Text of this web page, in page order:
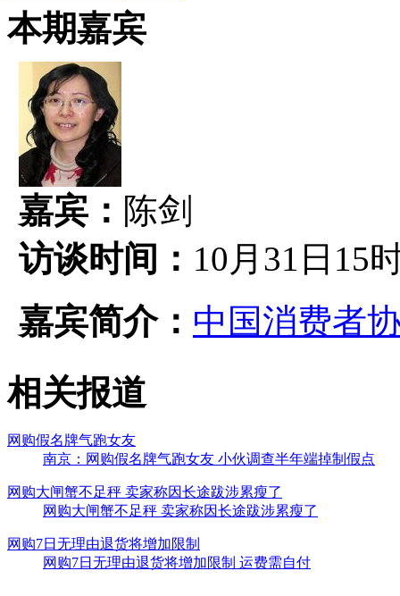
本期嘉宾
嘉宾： 陈剑
访谈时间： 10月31日15
嘉宾简介： 中国消费者
相关报道
网购假名牌气跑女友
南京：网购假名牌气跑女友 小伙调查半年端掉制假点
网购大闸蟹不足秤 卖家称因长途跋涉累瘦了
网购大闸蟹不足秤 卖家称因长途跋涉累瘦了
网购7日无理由退货将增加限制
网购7日无理由退货将增加限制 运费需自付